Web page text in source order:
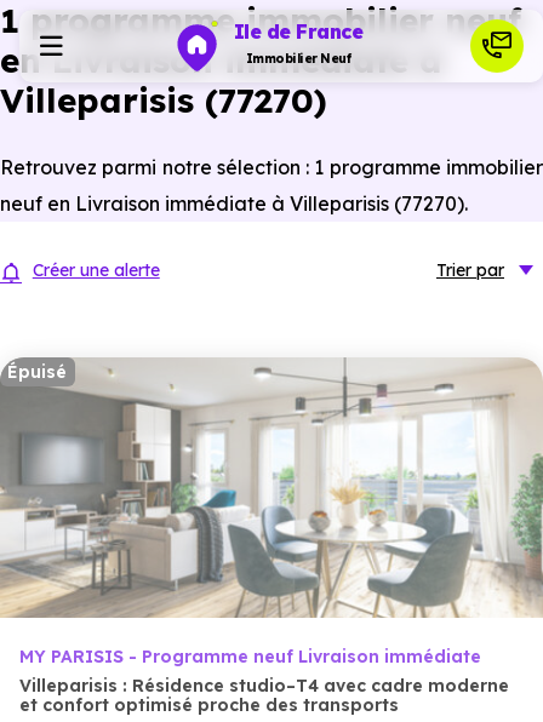
Ile de France
Immobilier Neuf
Actualités
Ressources
Financer
1 programme immobilier neuf
en Livraison immédiate à
Villeparisis (77270)
Retrouvez parmi notre sélection : 1 programme immobilier
neuf en Livraison immédiate à Villeparisis (77270).
Créer une alerte Trier par
Épuisé
MY PARISIS - Programme neuf Livraison immédiate
Villeparisis : Résidence studio–T4 avec cadre moderne
et confort optimisé proche des transports